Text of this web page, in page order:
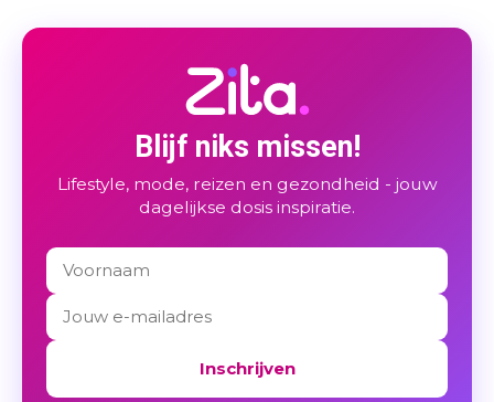
Blijf niks missen!
Lifestyle, mode, reizen en gezondheid - jouw
dagelijkse dosis inspiratie.
Inschrijven